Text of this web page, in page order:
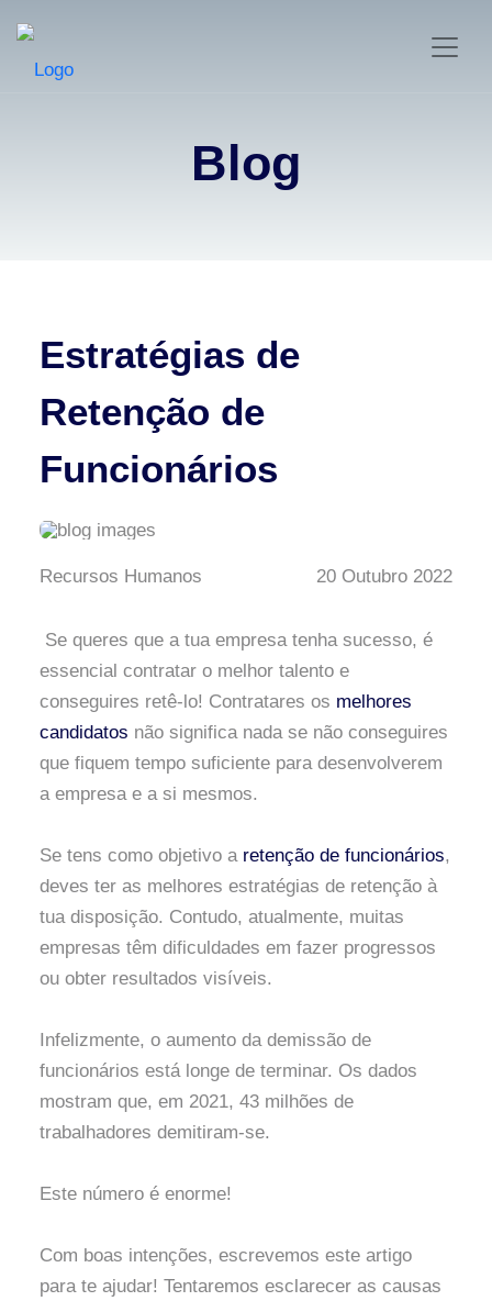
Blog
Estratégias de
Retenção de
Funcionários
Recursos Humanos 20 Outubro 2022
Se queres que a tua empresa tenha sucesso, é
essencial contratar o melhor talento e
conseguires retê-lo! Contratares os melhores
candidatos não significa nada se não conseguires
que fiquem tempo suficiente para desenvolverem
a empresa e a si mesmos.
Se tens como objetivo a retenção de funcionários,
deves ter as melhores estratégias de retenção à
tua disposição. Contudo, atualmente, muitas
empresas têm dificuldades em fazer progressos
ou obter resultados visíveis.
Infelizmente, o aumento da demissão de
funcionários está longe de terminar. Os dados
mostram que, em 2021, 43 milhões de
trabalhadores demitiram-se.
Este número é enorme!
Com boas intenções, escrevemos este artigo
para te ajudar! Tentaremos esclarecer as causas